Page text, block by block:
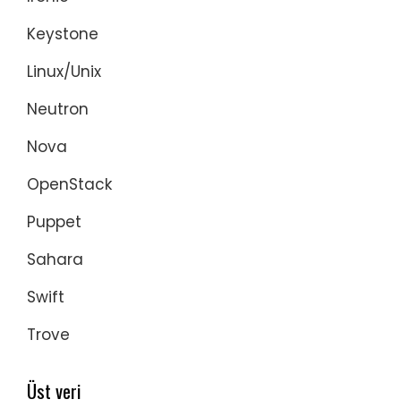
Keystone
Linux/Unix
Neutron
Nova
OpenStack
Puppet
Sahara
Swift
Trove
Üst veri